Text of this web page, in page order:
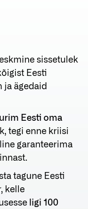
sissetulek
Eesti
ja ägedaid
Eesti oma
tegi enne kriisi
garanteerima
tagune Eesti
kelle
ligi 100